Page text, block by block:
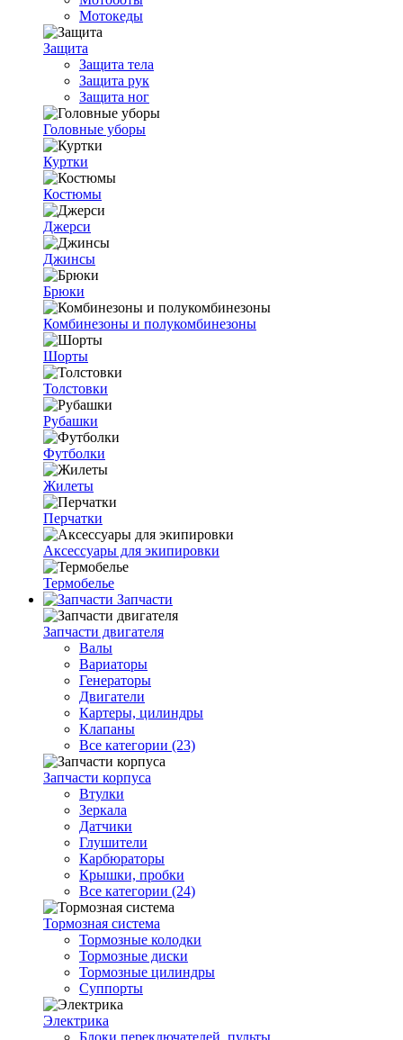
Мотокеды
Защита
Защита тела
Защита рук
Защита ног
Головные уборы
Куртки
Костюмы
Джерси
Джинсы
Брюки
Комбинезоны и полукомбинезоны
Шорты
Толстовки
Рубашки
Футболки
Жилеты
Перчатки
Аксессуары для экипировки
Термобелье
Запчасти
Запчасти двигателя
Валы
Вариаторы
Генераторы
Двигатели
Картеры, цилиндры
Клапаны
Все категории (23)
Запчасти корпуса
Втулки
Зеркала
Датчики
Глушители
Карбюраторы
Крышки, пробки
Все категории (24)
Тормозная система
Тормозные колодки
Тормозные диски
Тормозные цилиндры
Суппорты
Электрика
Блоки переключателей, пульты